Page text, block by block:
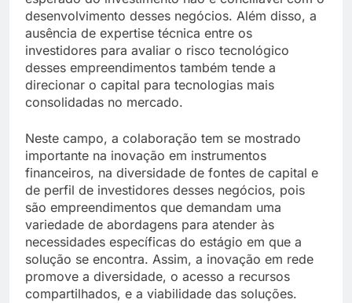
desenvolvimento desses negócios. Além disso, a
ausência de expertise técnica entre os
investidores para avaliar o risco tecnológico
desses empreendimentos também tende a
direcionar o capital para tecnologias mais
consolidadas no mercado.
Neste campo, a colaboração tem se mostrado
importante na inovação em instrumentos
financeiros, na diversidade de fontes de capital e
de perfil de investidores desses negócios, pois
são empreendimentos que demandam uma
variedade de abordagens para atender às
necessidades específicas do estágio em que a
solução se encontra. Assim, a inovação em rede
promove a diversidade, o acesso a recursos
compartilhados, e a viabilidade das soluções.